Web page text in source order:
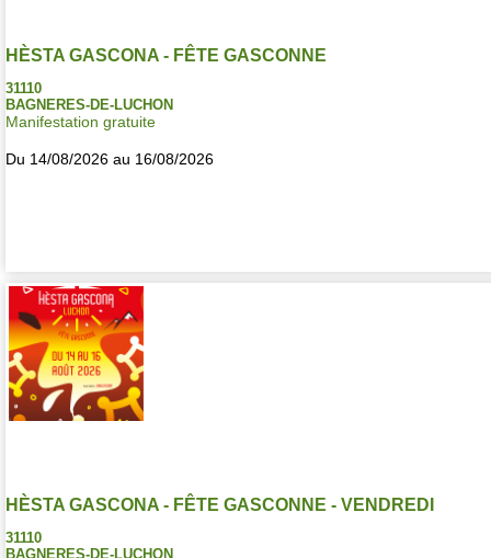
HÈSTA GASCONA - FÊTE GASCONNE
31110
BAGNERES-DE-LUCHON
Manifestation gratuite
Du 14/08/2026 au 16/08/2026
HÈSTA GASCONA - FÊTE GASCONNE - VENDREDI
31110
BAGNERES-DE-LUCHON